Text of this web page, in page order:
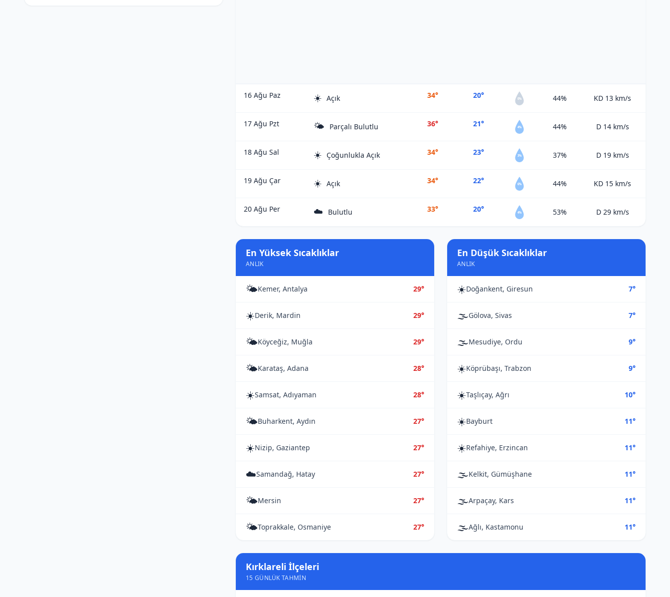
16 Ağu Paz ☀️ Açık 34° 20° 0% 44% KD 13 km/s
17 Ağu Pzt 🌤️ Parçalı Bulutlu 36° 21° 4% 44% D 14 km/s
18 Ağu Sal ☀️ Çoğunlukla Açık 34° 23° 3% 37% D 19 km/s
19 Ağu Çar ☀️ Açık 34° 22° 6% 44% KD 15 km/s
20 Ağu Per ☁️ Bulutlu 33° 20° 4% 53% D 29 km/s
En Yüksek Sıcaklıklar
ANLIK
🌤️Kemer, Antalya 29°
☀️Derik, Mardin 29°
🌤️Köyceğiz, Muğla 29°
🌤️Karataş, Adana 28°
☀️Samsat, Adıyaman 28°
🌤️Buharkent, Aydın 27°
☀️Nizip, Gaziantep 27°
☁️Samandağ, Hatay 27°
🌤️Mersin 27°
🌤️Toprakkale, Osmaniye 27°
En Düşük Sıcaklıklar
ANLIK
☀️Doğankent, Giresun 7°
🌫️Gölova, Sivas 7°
🌫️Mesudiye, Ordu 9°
☀️Köprübaşı, Trabzon 9°
☀️Taşlıçay, Ağrı 10°
☀️Bayburt 11°
☀️Refahiye, Erzincan 11°
🌫️Kelkit, Gümüşhane 11°
🌫️Arpaçay, Kars 11°
🌫️Ağlı, Kastamonu 11°
Kırklareli İlçeleri
15 GÜNLÜK TAHMIN